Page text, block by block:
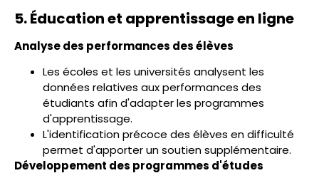
5. Éducation et apprentissage en ligne
Analyse des performances des élèves
Les écoles et les universités analysent les
données relatives aux performances des
étudiants afin d'adapter les programmes
d'apprentissage.
L'identification précoce des élèves en difficulté
permet d'apporter un soutien supplémentaire.
Développement des programmes d'études